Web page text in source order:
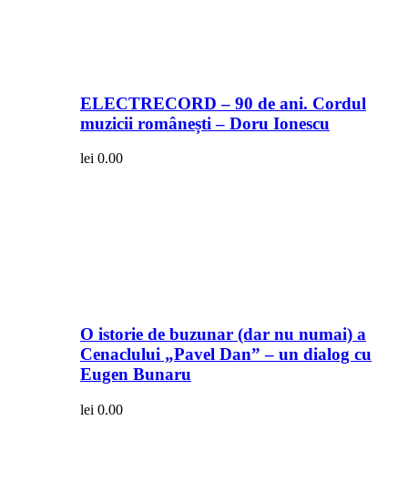
ELECTRECORD – 90 de ani. Cordul
muzicii românești – Doru Ionescu
lei 0.00
O istorie de buzunar (dar nu numai) a
Cenaclului „Pavel Dan” – un dialog cu
Eugen Bunaru
lei 0.00